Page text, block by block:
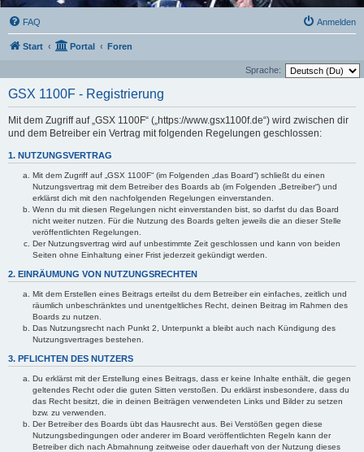
FAQ Anmelden
Start Portal Foren
Sprache:
GSX 1100F - Registrierung
Mit dem Zugriff auf „GSX 1100F“ („https://www.gsx1100f.de“) wird zwischen dir
und dem Betreiber ein Vertrag mit folgenden Regelungen geschlossen:
1. NUTZUNGSVERTRAG
Mit dem Zugriff auf „GSX 1100F“ (im Folgenden „das Board“) schließt du einen
Nutzungsvertrag mit dem Betreiber des Boards ab (im Folgenden „Betreiber“) und
erklärst dich mit den nachfolgenden Regelungen einverstanden.
Wenn du mit diesen Regelungen nicht einverstanden bist, so darfst du das Board
nicht weiter nutzen. Für die Nutzung des Boards gelten jeweils die an dieser Stelle
veröffentlichten Regelungen.
Der Nutzungsvertrag wird auf unbestimmte Zeit geschlossen und kann von beiden
Seiten ohne Einhaltung einer Frist jederzeit gekündigt werden.
2. EINRÄUMUNG VON NUTZUNGSRECHTEN
Mit dem Erstellen eines Beitrags erteilst du dem Betreiber ein einfaches, zeitlich und
räumlich unbeschränktes und unentgeltliches Recht, deinen Beitrag im Rahmen des
Boards zu nutzen.
Das Nutzungsrecht nach Punkt 2, Unterpunkt a bleibt auch nach Kündigung des
Nutzungsvertrages bestehen.
3. PFLICHTEN DES NUTZERS
Du erklärst mit der Erstellung eines Beitrags, dass er keine Inhalte enthält, die gegen
geltendes Recht oder die guten Sitten verstoßen. Du erklärst insbesondere, dass du
das Recht besitzt, die in deinen Beiträgen verwendeten Links und Bilder zu setzen
bzw. zu verwenden.
Der Betreiber des Boards übt das Hausrecht aus. Bei Verstößen gegen diese
Nutzungsbedingungen oder anderer im Board veröffentlichten Regeln kann der
Betreiber dich nach Abmahnung zeitweise oder dauerhaft von der Nutzung dieses